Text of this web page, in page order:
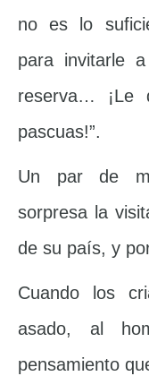
no es lo
para invitarle
reserva… ¡Le
pascuas!”.
Un par de
sorpresa la
de su país, y
Cuando los
asado, al
pensamiento